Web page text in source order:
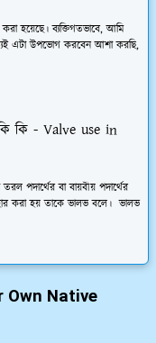
হয়েছে। ব্যক্তিগতভাবে, আমি
এটা উপভোগ করবেন আশা করছি,
কি - Valve use in
পদার্থের বা বায়বীয় পদার্থের
করা হয় তাকে ভালভ বলে। ভালভ
Own Native